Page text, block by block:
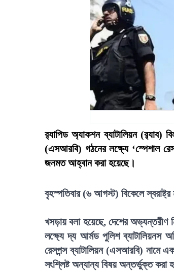
র‍্যাপিড অ্যাকশন ব্যাটালিয়ন (র‍্যাব)
(এসআরবি) গঠনের লক্ষ্যে ‘স্পেশাল
জনমত আহ্বান করা হয়েছে।
বৃহস্পতিবার (৬ আগস্ট) বিকেলে
খসড়ায় বলা হয়েছে, দেশের অভ্যন্তরীণ
লক্ষ্যে দ্য আর্মড পুলিশ ব্যাটালিয়নস
রেসপন্স ব্যাটালিয়ন (এসআরবি) নামে
সংশ্লিষ্ট অন্যান্য বিষয় অন্তর্ভুক্ত করা